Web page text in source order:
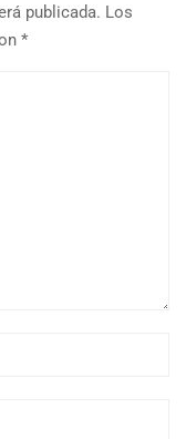
publicada. Los
*